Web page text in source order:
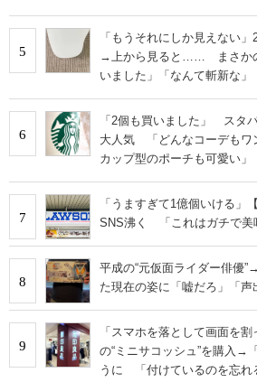
5
「もうそれにしか見えない
→上から見ると…… まさか
いました」「なんて斬新な」
6
「2個も買いました」 スタ
大人気 「どんなコーデもワ
カップ型のポーチも可愛い」
7
「うますぎて1億個いける」
SNS沸く 「これはガチで美
8
平成の“元仮面ライダー俳
た現在の姿に「嘘だろ」「声
9
「スマホを落として画面を
の“ミニサコッシュ”を購入→
うに 「付けているのを忘れ